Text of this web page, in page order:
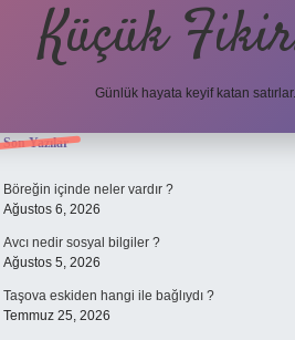
Küçük
Günlük hayata keyif katan satırlar.
Sidebar
Son Yazılar
Böreğin içinde neler vardır ?
Ağustos 6, 2026
Avcı nedir sosyal bilgiler ?
Ağustos 5, 2026
Taşova eskiden hangi ile bağlıydı ?
Temmuz 25, 2026